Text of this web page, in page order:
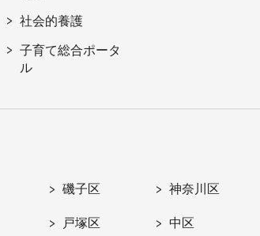
社会的養護
子育て総合ポータ
ル
磯子区 神奈川区
戸塚区 中区